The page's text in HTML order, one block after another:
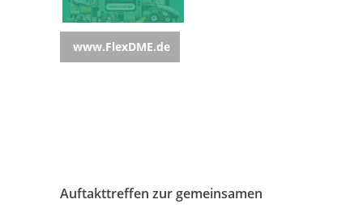
www.FlexDME.de
Auftakttreffen zur gemeinsamen